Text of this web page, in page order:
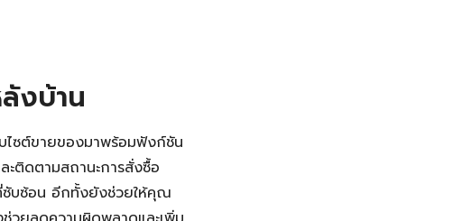
งบ้าน
ไซต์ขายของมาพร้อมฟังก์ชัน
ติดตามสถานะการสั่งซื้อ
ซับซ้อน อีกทั้งยังช่วยให้คุณ